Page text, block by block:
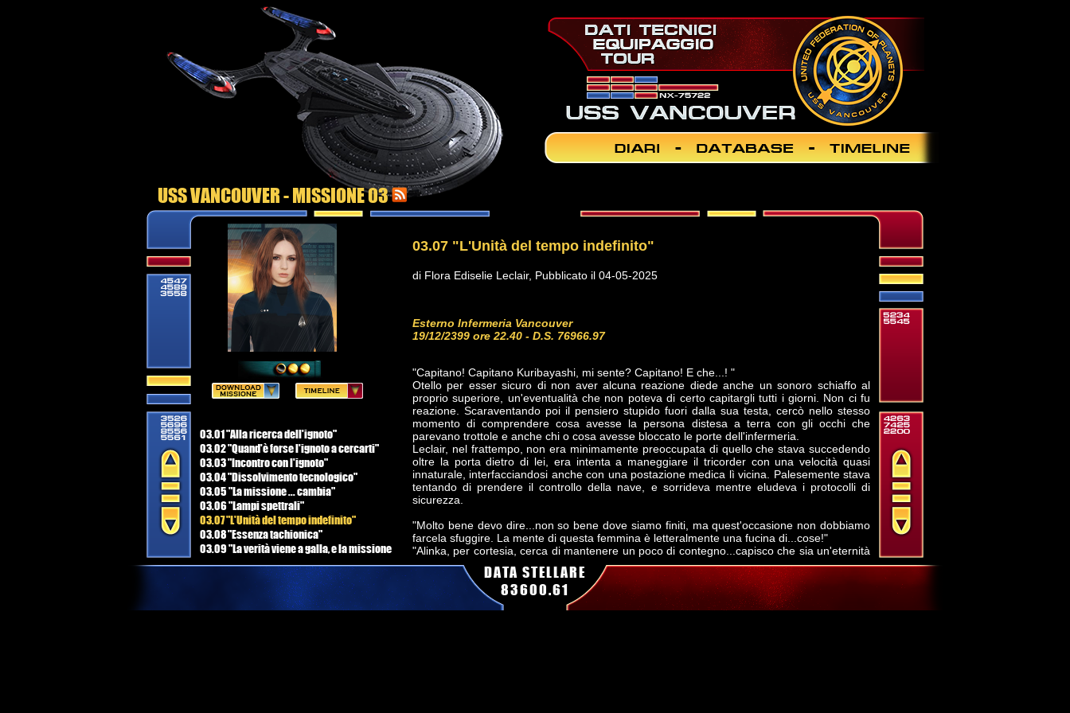
USS VANCOUVER - MISSIONE 03
03.01 "Alla ricerca dell'ignoto"
03.02 "Quand'è forse l'ignoto a cercarti"
03.03 "Incontro con l'ignoto"
03.04 "Dissolvimento tecnologico"
03.05 "La missione ... cambia"
03.06 "Lampi spettrali"
03.07 "L'Unità del tempo indefinito"
03.08 "Essenza tachionica"
03.09 "La verità viene a galla, e la missione
cambia ancora"
03.10 "Nessuna buona azione rimane
03.11 "La morte è sempre un dolore"
03.07 "L'Unità del tempo indefinito"
di Flora Ediselie Leclair, Pubblicato il 04-05-2025
Esterno Infermeria Vancouver
19/12/2399 ore 22.40 - D.S. 76966.97
"Capitano! Capitano Kuribayashi, mi sente? Capitano! E che...! "
Otello per esser sicuro di non aver alcuna reazione diede anche un sonoro schiaffo al
proprio superiore, un'eventualità che non poteva di certo capitargli tutti i giorni. Non ci fu
reazione. Scaraventando poi il pensiero stupido fuori dalla sua testa, cercò nello stesso
momento di comprendere cosa avesse la persona distesa a terra con gli occhi che
parevano trottole e anche chi o cosa avesse bloccato le porte dell'infermeria.
Leclair, nel frattempo, non era minimamente preoccupata di quello che stava succedendo
oltre la porta dietro di lei, era intenta a maneggiare il tricorder con una velocità quasi
innaturale, interfacciandosi anche con una postazione medica lì vicina. Palesemente stava
tentando di prendere il controllo della nave, e sorrideva mentre eludeva i protocolli di
sicurezza.
"Molto bene devo dire...non so bene dove siamo finiti, ma quest'occasione non dobbiamo
farcela sfuggire. La mente di questa femmina è letteralmente una fucina di...cose!"
"Alinka, per cortesia, cerca di mantenere un poco di contegno...capisco che sia un'eternità
che non possiamo parlare liberamente, ma ricordati l'Unità. Abbiamo comunque uno
scopo, e quello e solamente quello ci guida. La mente di questa....Leclair, lasciagliela in
pace. Non ho voglia di vedere l'ennesimo essere vivente che sbava e ci resta secco dopo il
nostro passaggio."
Alinka/Leclair fece spallucce.
DATA STELLARE
83600.61